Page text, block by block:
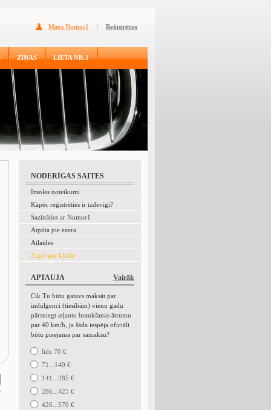
Mans Numur1 | Reģistrēties
ZIŅAS LIETA NR.1
NODERĪGAS SAITES
Izsoles noteikumi
Kāpēc reģistrēties ir izdevīgi?
Sazināties ar Numur1
Atpūta pie ezera
Atlaides
Ziņot par kļūdu
Vairāk
APTAUJA
Cik Tu būtu gatavs maksāt par
indulgenci (tiesībām) vienu gadu
pārsniegt atļauto braukšanas ātrumu
par 40 km/h, ja šāda iespēja oficiāli
būtu pieejama par samaksu?
līdz 70 €
71...140 €
141...285 €
286...425 €
426...570 €